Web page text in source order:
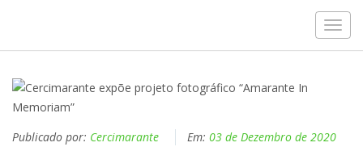
Publicado por: Cercimarante Em: 03 de Dezembro de 2020